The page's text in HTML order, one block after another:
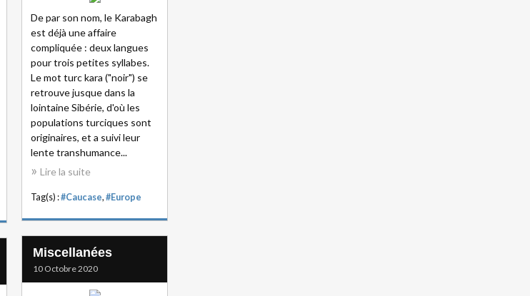
De par son nom, le Karabagh
est déjà une affaire
compliquée : deux langues
pour trois petites syllabes.
Le mot turc kara ("noir") se
retrouve jusque dans la
lointaine Sibérie, d'où les
populations turciques sont
originaires, et a suivi leur
lente transhumance...
Lire la suite
Tag(s) :#Caucase, #Europe
Miscellanées
10 Octobre 2020